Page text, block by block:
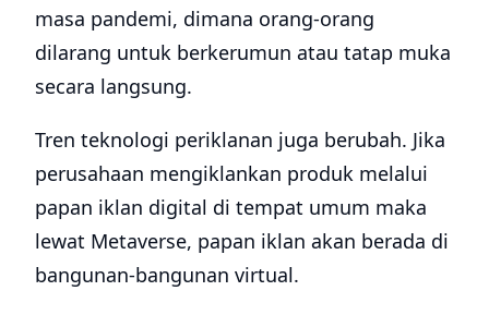
masa pandemi, dimana orang-orang
dilarang untuk berkerumun atau tatap muka
secara langsung.
Tren teknologi periklanan juga berubah. Jika
perusahaan mengiklankan produk melalui
papan iklan digital di tempat umum maka
lewat Metaverse, papan iklan akan berada di
bangunan-bangunan virtual.